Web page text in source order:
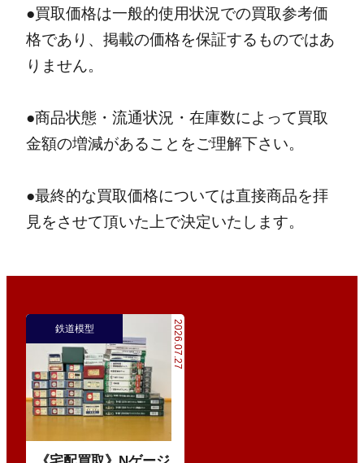
●買取価格は一般的使用状況での買取参考価
格であり、掲載の価格を保証するものではあ
りません。
●商品状態・流通状況・在庫数によって買取
金額の増減があることをご理解下さい。
●最終的な買取価格については直接商品を拝
見をさせて頂いた上で決定いたします。
2026.07.27
鉄道模型